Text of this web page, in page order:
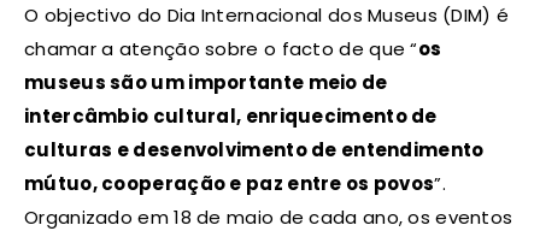
O objectivo do Dia Internacional dos Museus (DIM) é
chamar a atenção sobre o facto de que “os
museus são um importante meio de
intercâmbio cultural, enriquecimento de
culturas e desenvolvimento de entendimento
mútuo, cooperação e paz entre os povos”.
Organizado em 18 de maio de cada ano, os eventos